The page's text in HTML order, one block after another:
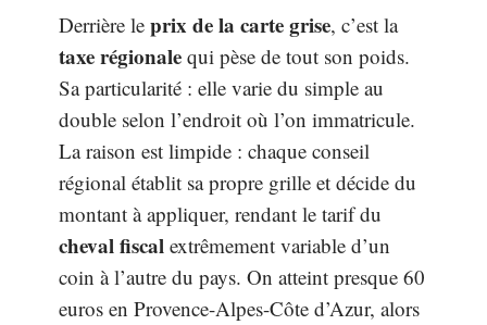
Derrière le prix de la carte grise, c’est la
taxe régionale qui pèse de tout son poids.
Sa particularité : elle varie du simple au
double selon l’endroit où l’on immatricule.
La raison est limpide : chaque conseil
régional établit sa propre grille et décide du
montant à appliquer, rendant le tarif du
cheval fiscal extrêmement variable d’un
coin à l’autre du pays. On atteint presque 60
euros en Provence-Alpes-Côte d’Azur, alors